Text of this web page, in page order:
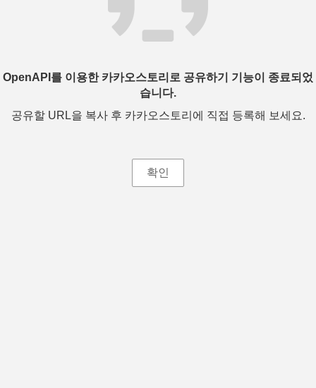
OpenAPI를 이용한 카카오스토리로 공유하기 기능이 종료되었
습니다.
공유할 URL을 복사 후 카카오스토리에 직접 등록해 보세요.
확인